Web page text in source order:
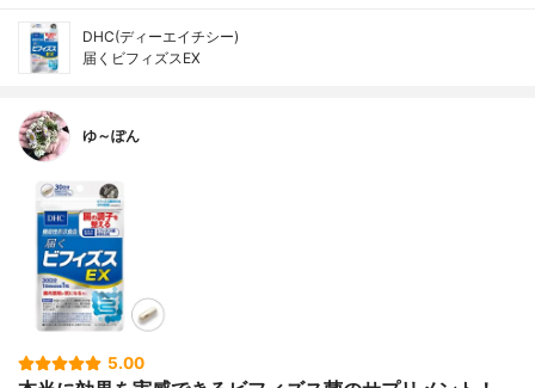
DHC(ディーエイチシー)
届くビフィズスEX
ゆ～ぽん
5.00